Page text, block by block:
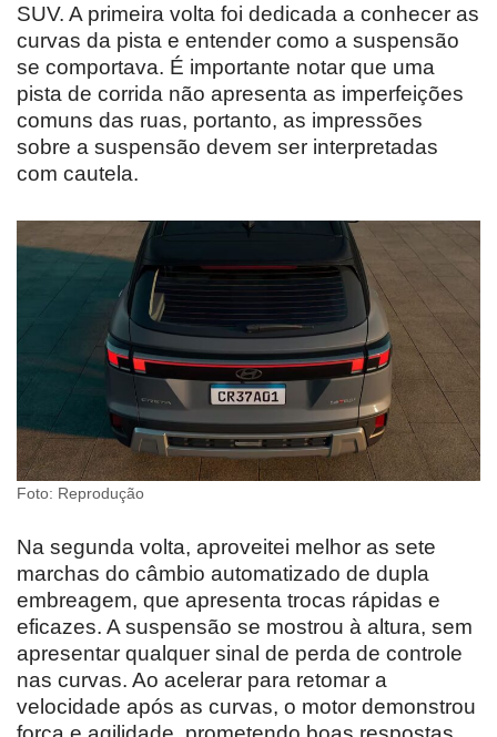
SUV. A primeira volta foi dedicada a conhecer as
curvas da pista e entender como a suspensão
se comportava. É importante notar que uma
pista de corrida não apresenta as imperfeições
comuns das ruas, portanto, as impressões
sobre a suspensão devem ser interpretadas
com cautela.
Foto: Reprodução
Na segunda volta, aproveitei melhor as sete
marchas do câmbio automatizado de dupla
embreagem, que apresenta trocas rápidas e
eficazes. A suspensão se mostrou à altura, sem
apresentar qualquer sinal de perda de controle
nas curvas. Ao acelerar para retomar a
velocidade após as curvas, o motor demonstrou